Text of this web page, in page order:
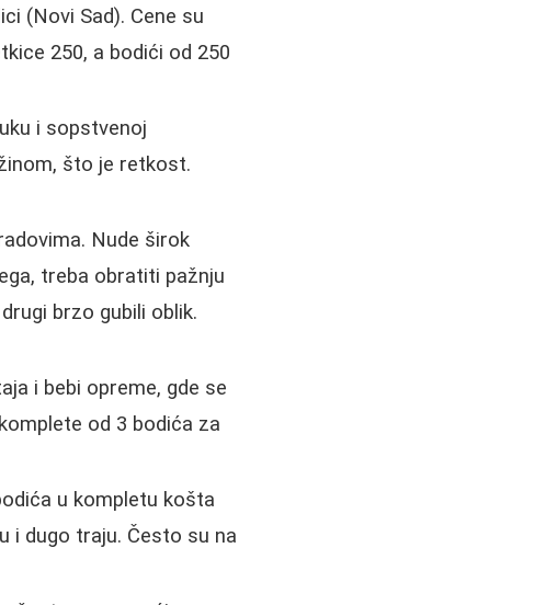
(Novi Sad). Cene su
250, a bodići od 250
i sopstvenoj
što je retkost.
Nude širok
treba obratiti pažnju
brzo gubili oblik.
i bebi opreme, gde se
od 3 bodića za
u kompletu košta
i dugo traju. Često su na